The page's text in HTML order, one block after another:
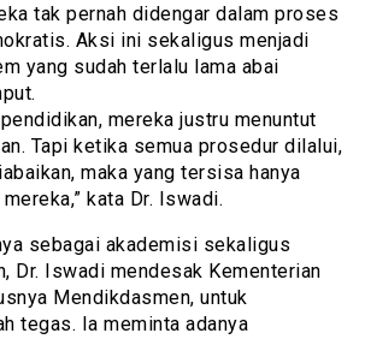
tak pernah didengar dalam proses
Aksi ini sekaligus menjadi
yang sudah terlalu lama abai
mereka justru menuntut
Tapi ketika semua prosedur dilalui,
maka yang tersisa hanya
kata Dr. Iswadi.
sebagai akademisi sekaligus
Dr. Iswadi mendesak Kementerian
Mendikdasmen, untuk
tegas. Ia meminta adanya